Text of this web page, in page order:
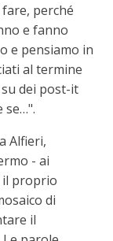
perché
e fanno
e pensiamo in
al termine
dei post-it
se…".
Alfieri,
- ai
il proprio
di
il